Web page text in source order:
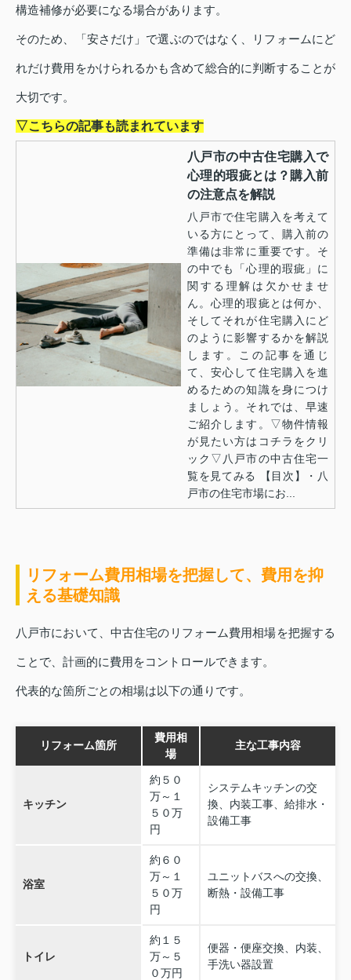
構造補修が必要になる場合があります。
そのため、「安さだけ」で選ぶのではなく、リフォームにど
れだけ費用をかけられるかも含めて総合的に判断することが
大切です。
▽こちらの記事も読まれています
八戸市の中古住宅購入で
心理的瑕疵とは？購入前
の注意点を解説
八戸市で住宅購入を考えて
いる方にとって、購入前の
準備は非常に重要です。そ
の中でも「心理的瑕疵」に
関する理解は欠かせませ
ん。心理的瑕疵とは何か、
そしてそれが住宅購入にど
のように影響するかを解説
します。この記事を通じ
て、安心して住宅購入を進
めるための知識を身につけ
ましょう。それでは、早速
ご紹介します。▽物件情報
が見たい方はコチラをクリ
ック▽八戸市の中古住宅一
覧を見てみる 【目次】・八
戸市の住宅市場にお...
リフォーム費用相場を把握して、費用を抑
える基礎知識
八戸市において、中古住宅のリフォーム費用相場を把握する
ことで、計画的に費用をコントロールできます。
代表的な箇所ごとの相場は以下の通りです。
リフォーム箇所
費用相
場
主な工事内容
キッチン
約５０
万～１
５０万
円
システムキッチンの交
換、内装工事、給排水・
設備工事
浴室
約６０
万～１
５０万
円
ユニットバスへの交換、
断熱・設備工事
トイレ
約１５
万～５
０万円
便器・便座交換、内装、
手洗い器設置